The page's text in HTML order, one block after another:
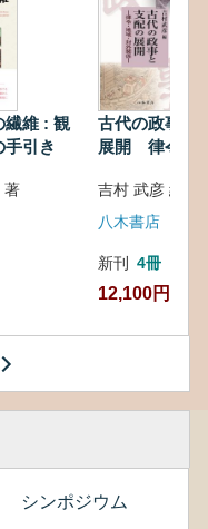
繊維 : 観
手引き
著
古代の政事と
展開 律令・
吉村 武彦 編集
八木書店
新刊 4冊
12,100円
シンポジウム